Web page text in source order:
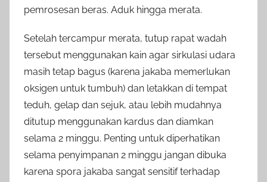
pemrosesan beras. Aduk hingga merata.
Setelah tercampur merata, tutup rapat wadah
tersebut menggunakan kain agar sirkulasi udara
masih tetap bagus (karena jakaba memerlukan
oksigen untuk tumbuh) dan letakkan di tempat
teduh, gelap dan sejuk, atau lebih mudahnya
ditutup menggunakan kardus dan diamkan
selama 2 minggu. Penting untuk diperhatikan
selama penyimpanan 2 minggu jangan dibuka
karena spora jakaba sangat sensitif terhadap